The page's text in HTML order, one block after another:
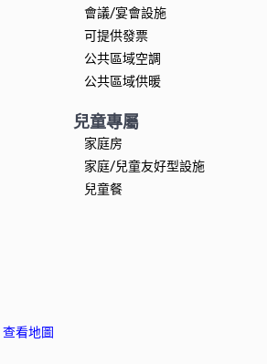
會議/宴會設施
可提供發票
公共區域空調
公共區域供暖
兒童專屬
家庭房
家庭/兒童友好型設施
兒童餐
查看地圖